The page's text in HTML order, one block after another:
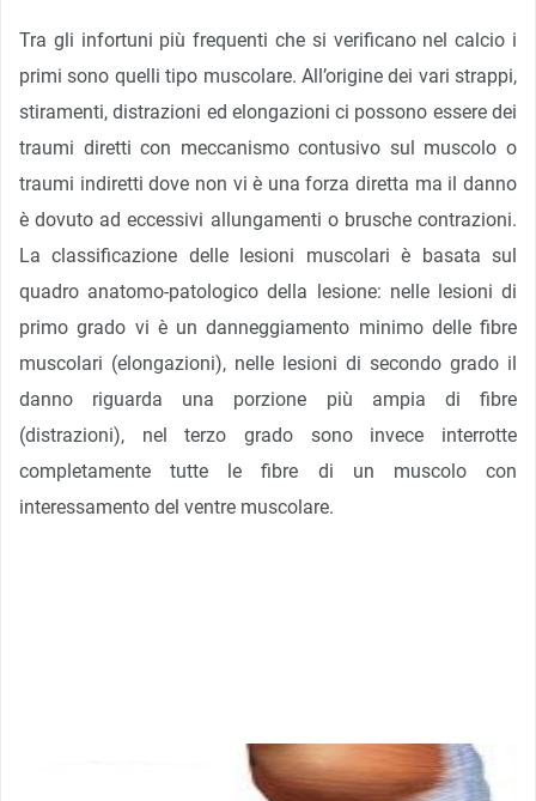
Tra gli infortuni più frequenti che si verificano nel calcio i
primi sono quelli tipo muscolare. All’origine dei vari strappi,
stiramenti, distrazioni ed elongazioni ci possono essere dei
traumi diretti con meccanismo contusivo sul muscolo o
traumi indiretti dove non vi è una forza diretta ma il danno
è dovuto ad eccessivi allungamenti o brusche contrazioni.
La classificazione delle lesioni muscolari è basata sul
quadro anatomo-patologico della lesione: nelle lesioni di
primo grado vi è un danneggiamento minimo delle fibre
muscolari (elongazioni), nelle lesioni di secondo grado il
danno riguarda una porzione più ampia di fibre
(distrazioni), nel terzo grado sono invece interrotte
completamente tutte le fibre di un muscolo con
interessamento del ventre muscolare.